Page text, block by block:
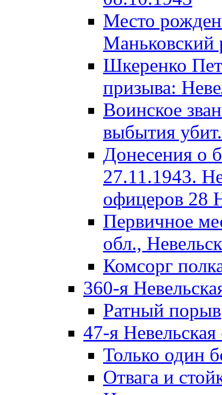
Место
Маньковский
Шкеренко
призыва:
Воинское
выбытия убит.
Донесения о
27.11.1943.
офицеров 28
Первичное
обл.,
Комсорг
360-я
Ратный порыв
47-я Невельская
Только один
Отвага и